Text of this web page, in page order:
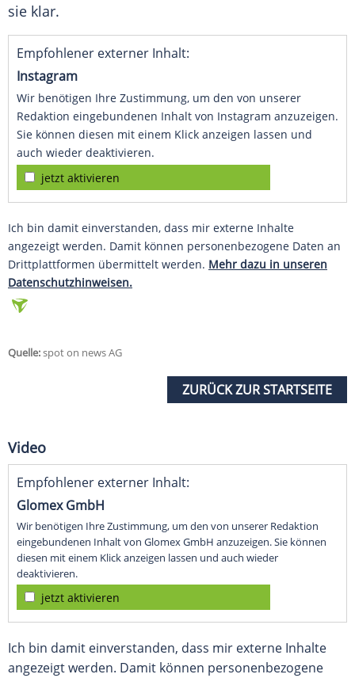
sie klar.
Empfohlener externer Inhalt:
Instagram
Wir benötigen Ihre Zustimmung, um den von unserer
Redaktion eingebundenen Inhalt von Instagram anzuzeigen.
Sie können diesen mit einem Klick anzeigen lassen und
auch wieder deaktivieren.
jetzt aktivieren
Ich bin damit einverstanden, dass mir externe Inhalte
angezeigt werden. Damit können personenbezogene Daten an
Drittplattformen übermittelt werden. Mehr dazu in unseren
Datenschutzhinweisen.
Quelle:spot on news AG
ZURÜCK ZUR STARTSEITE
Video
Empfohlener externer Inhalt:
Glomex GmbH
Wir benötigen Ihre Zustimmung, um den von unserer Redaktion
eingebundenen Inhalt von Glomex GmbH anzuzeigen. Sie können
diesen mit einem Klick anzeigen lassen und auch wieder
deaktivieren.
jetzt aktivieren
Ich bin damit einverstanden, dass mir externe Inhalte
angezeigt werden. Damit können personenbezogene